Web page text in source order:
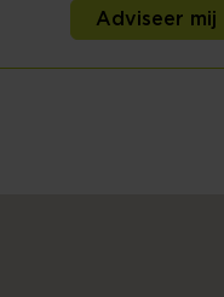
Adviseer mij